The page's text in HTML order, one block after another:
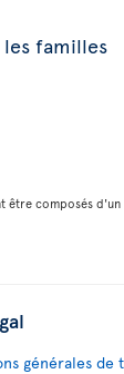
familles
composés
générales de